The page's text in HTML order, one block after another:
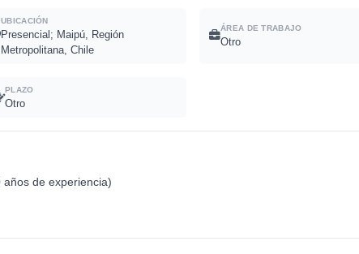
UBICACIÓN
Presencial; Maipú, Región
Metropolitana, Chile
ÁREA DE TRABAJO
Otro
PLAZO
Otro
de experiencia)